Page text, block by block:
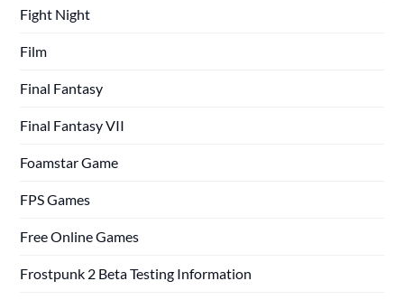
Fight Night
Film
Final Fantasy
Final Fantasy VII
Foamstar Game
FPS Games
Free Online Games
Frostpunk 2 Beta Testing Information